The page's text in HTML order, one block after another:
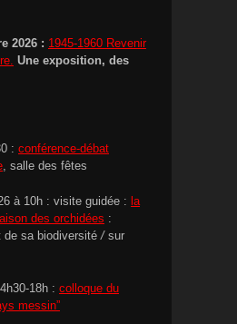
2026 : 1945-1960 Revenir
Une exposition, des
: conférence-débat
, salle des fêtes
à 10h : visite guidée : la
des orchidées :
de sa biodiversité/ sur
18h : colloque du
messin”